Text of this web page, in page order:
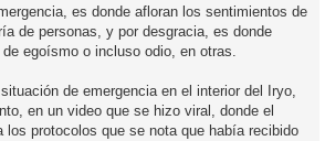
es donde afloran los sentimientos de
de personas, y por desgracia, es donde
egoísmo o incluso odio, en otras.
de emergencia en el interior del Iryo,
en un video que se hizo viral, donde el
los protocolos que se nota que había recibido